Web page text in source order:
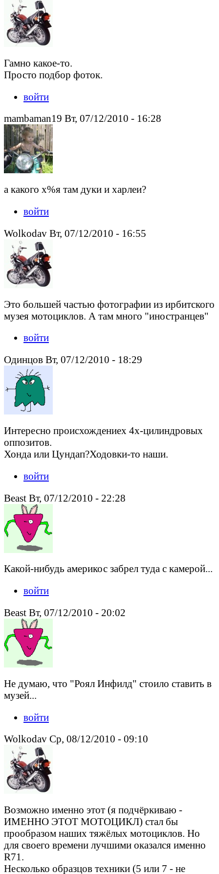
Гамно какое-то.
Просто подбор фоток.
войти
mambaman19 Вт, 07/12/2010 - 16:28
а какого х%я там дуки и харлеи?
войти
Wolkodav Вт, 07/12/2010 - 16:55
Это большей частью фотографии из ирбитского
музея мотоциклов. А там много "иностранцев"
войти
Одинцов Вт, 07/12/2010 - 18:29
Интересно происхождениех 4х-цилиндровых
оппозитов.
Хонда или Цундап?Ходовки-то наши.
войти
Beast Вт, 07/12/2010 - 22:28
Какой-нибудь америкос забрел туда с камерой...
войти
Beast Вт, 07/12/2010 - 20:02
Не думаю, что "Роял Инфилд" стоило ставить в
музей...
войти
Wolkodav Ср, 08/12/2010 - 09:10
Возможно именно этот (я подчёркиваю -
ИМЕННО ЭТОТ МОТОЦИКЛ) стал бы
прообразом наших тяжёлых мотоциклов. Но
для своего времени лучшими оказался именно
R71.
Несколько образцов техники (5 или 7 - не